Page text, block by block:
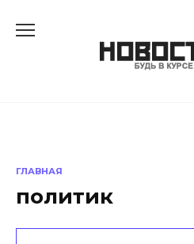
ГЛАВНАЯ
политик